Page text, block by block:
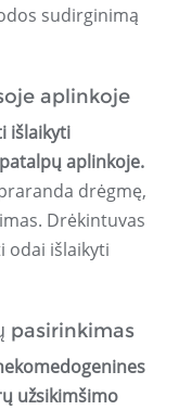
sudirginimą
aplinkoje
išlaikyti
aplinkoje.
drėgmę,
Drėkintuvas
odai išlaikyti
pasirinkimas
užsikimšimo